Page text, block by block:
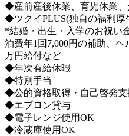
◆産前産後休業、育児休業、
◆ツクイPLUS(独自の福利厚
*結婚・出生・入学のお祝い
泊費年1回7,000円の補助、
万円給付など
◆年次有給休暇
◆特別手当
◆公的資格取得・自己啓発支
◆エプロン貸与
◆電子レンジ使用OK
◆冷蔵庫使用OK